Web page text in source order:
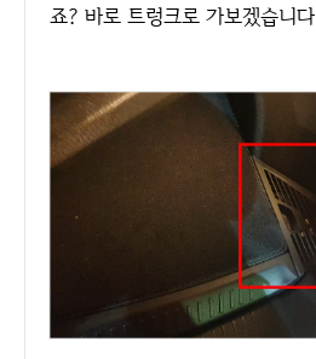
죠? 바로 트렁크로 가보겠습니